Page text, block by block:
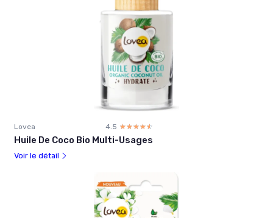
Lovea 4.5 ☆☆☆☆☆
★★★★★
Huile De Coco Bio Multi-Usages
Voir le détail